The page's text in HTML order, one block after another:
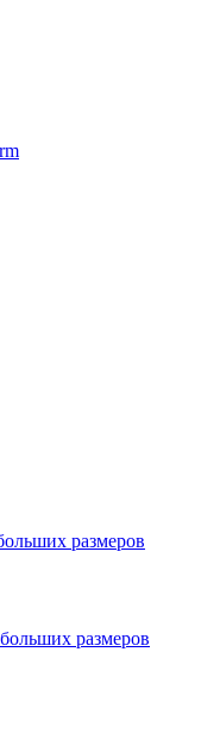
размеров
размеров